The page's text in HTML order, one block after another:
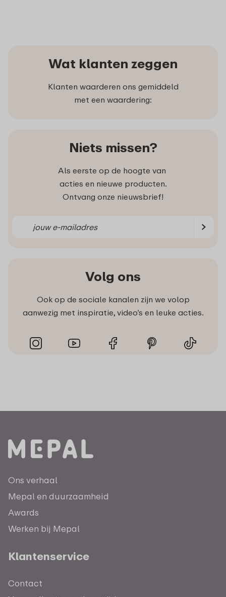
Wat klanten zeggen
Klanten waarderen ons gemiddeld
met een waardering:
Niets missen?
Als eerste op de hoogte van
acties en nieuwe producten.
Ontvang onze nieuwsbrief!
Volg ons
Ook op de sociale kanalen zijn we volop
aanwezig met inspiratie, video’s en leuke acties.
Ons verhaal
Mepal en duurzaamheid
Awards
Werken bij Mepal
Klantenservice
Contact